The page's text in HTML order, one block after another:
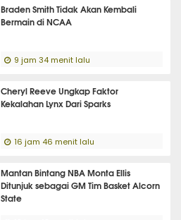
Braden Smith Tidak Akan Kembali
Bermain di NCAA
9 jam 34 menit lalu
Cheryl Reeve Ungkap Faktor
Kekalahan Lynx Dari Sparks
16 jam 46 menit lalu
Mantan Bintang NBA Monta Ellis
Ditunjuk sebagai GM Tim Basket Alcorn
State